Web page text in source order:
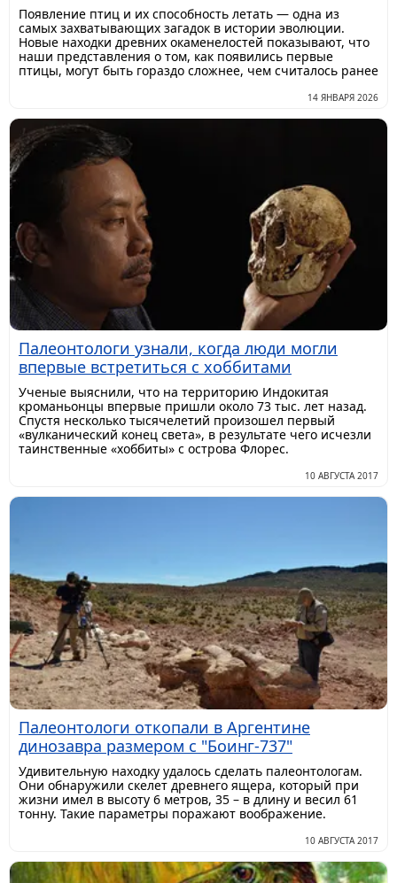
Появление птиц и их способность летать — одна из
самых захватывающих загадок в истории эволюции.
Новые находки древних окаменелостей показывают, что
наши представления о том, как появились первые
птицы, могут быть гораздо сложнее, чем считалось ранее
14 ЯНВАРЯ 2026
Палеонтологи узнали, когда люди могли
впервые встретиться с хоббитами
​Ученые выяснили, что на территорию Индокитая
кроманьонцы впервые пришли около 73 тыс. лет назад.
Спустя несколько тысячелетий произошел первый
«вулканический конец света», в результате чего исчезли
таинственные «хоббиты» с острова Флорес.
10 АВГУСТА 2017
Палеонтологи откопали в Аргентине
динозавра размером с "Боинг-737"
Удивительную находку удалось сделать палеонтологам.
Они обнаружили скелет древнего ящера, который при
жизни имел в высоту 6 метров, 35 – в длину и весил 61
тонну. Такие параметры поражают воображение.
10 АВГУСТА 2017